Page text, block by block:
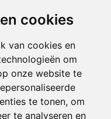
cookies
van cookies en
om
onze website te
te tonen, om
te analyseren en
13.30 - 17.00
13.30 - 17.00